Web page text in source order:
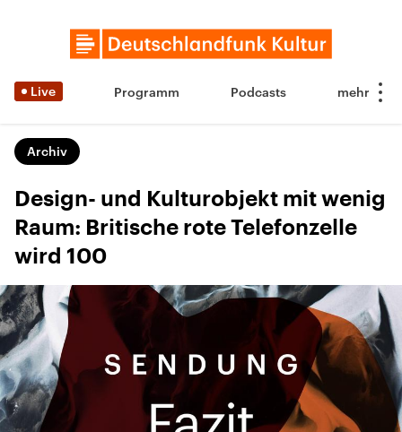
Live Programm Podcasts
Archiv
Design- und Kulturobjekt mit wenig
Raum: Britische rote Telefonzelle
wird 100